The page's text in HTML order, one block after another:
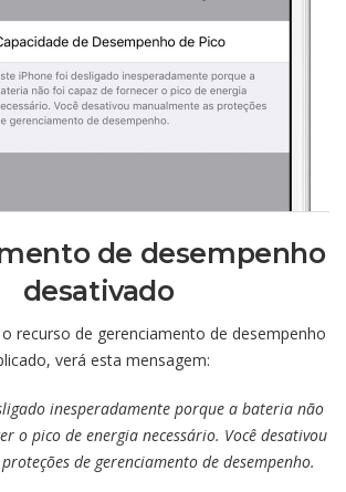
de desempenho
desativado
recurso de gerenciamento de desempenho
verá esta mensagem:
inesperadamente porque a bateria não
o pico de energia necessário. Você desativou
de gerenciamento de desempenho.